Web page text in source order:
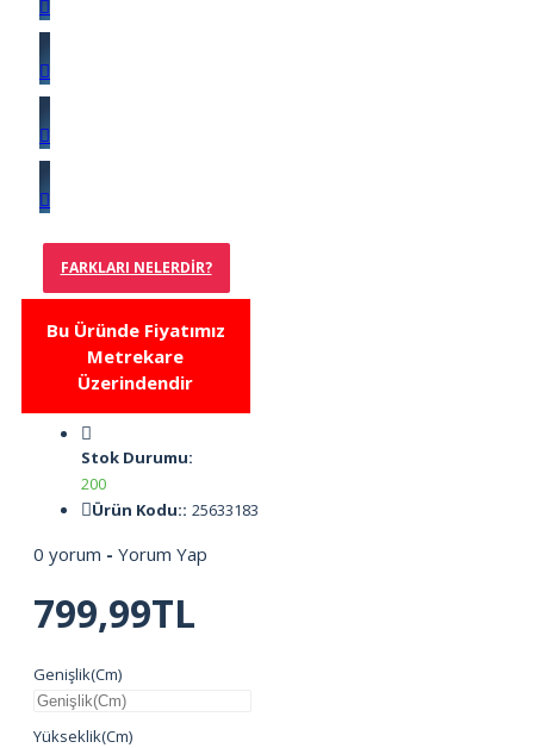
FARKLARI NELERDIR?
Bu Üründe Fiyatımız
Metrekare
Üzerindendir
Stok Durumu:
200
Ürün Kodu:: 25633183
0 yorum - Yorum Yap
799,99TL
Genişlik(Cm)
Yükseklik(Cm)